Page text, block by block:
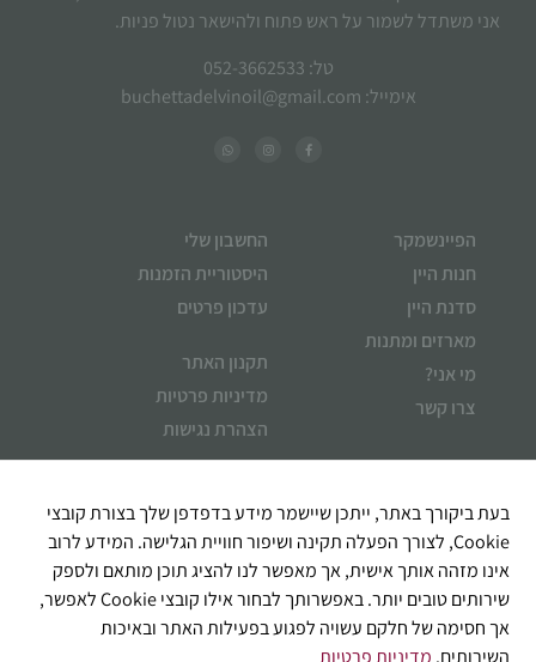
אני משתדל לשמור על ראש פתוח ולהישאר נטול פניות.
טל: 052-3662533
אימייל: buchettadelvinoil@gmail.com
הפיינשמקר
חנות היין
סדנת היין
מארזים ומתנות
מי אני?
צרו קשר
החשבון שלי
היסטוריית הזמנות
עדכון פרטים
תקנון האתר
מדיניות פרטיות
הצהרת נגישות
בעת ביקורך באתר, ייתכן שיישמר מידע בדפדפן שלך בצורת קובצי
Cookie, לצורך הפעלה תקינה ושיפור חוויית הגלישה. המידע לרוב
אינו מזהה אותך אישית, אך מאפשר לנו להציג תוכן מותאם ולספק
שירותים טובים יותר. באפשרותך לבחור אילו קובצי Cookie לאפשר,
אך חסימה של חלקם עשויה לפגוע בפעילות האתר ובאיכות
השירותים. מדיניות פרטיות